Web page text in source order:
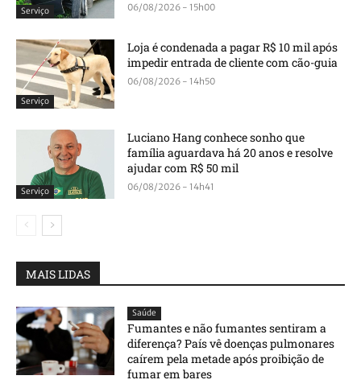
Serviço 06/08/2026 - 15h00
Serviço
Loja é condenada a pagar R$ 10 mil após
impedir entrada de cliente com cão-guia
06/08/2026 - 14h50
Serviço
Luciano Hang conhece sonho que
família aguardava há 20 anos e resolve
ajudar com R$ 50 mil
06/08/2026 - 14h41
MAIS LIDAS
Saúde
Fumantes e não fumantes sentiram a
diferença? País vê doenças pulmonares
caírem pela metade após proibição de
fumar em bares